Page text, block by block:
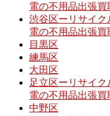
電の不用品出張買
渋谷区ーリサイク
電の不用品出張買
目黒区
練馬区
大田区
足立区ーリサイ
電の不用品出張買
中野区